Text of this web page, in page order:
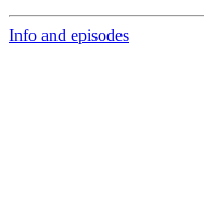
Info and episodes